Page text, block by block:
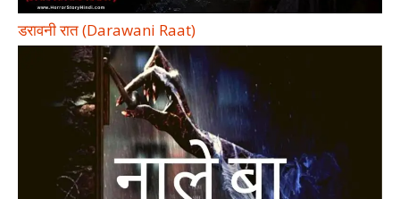
डरावनी रात (Darawani Raat)